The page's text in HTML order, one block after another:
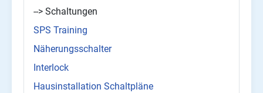
--> Schaltungen
SPS Training
Näherungsschalter
Interlock
Hausinstallation Schaltpläne